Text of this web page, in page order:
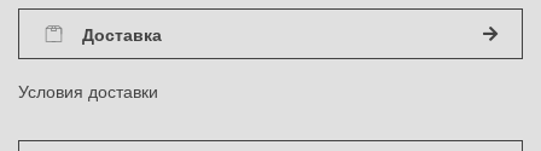
Доставка
Условия доставки